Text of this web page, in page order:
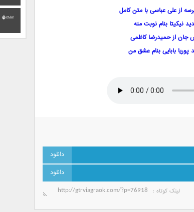
از علی عباسی با متن کامل
نیکیتا بنام نوبت منه
جان از حمیدرضا کاظمی
پوریا بابایی بنام عشق من
لینک کوتاه‌ :